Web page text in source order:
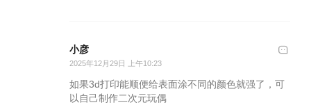
小彦
2025年12月29日 上午10:23
如果3d打印能顺便给表面涂不同的颜色就强了，可
以自己制作二次元玩偶